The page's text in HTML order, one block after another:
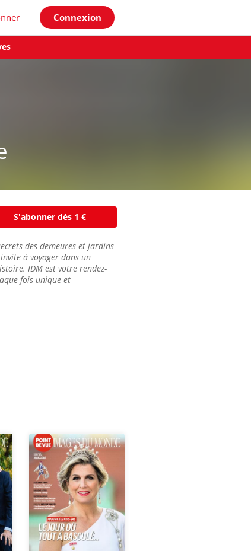
Connexion
S'abonner dès 1 €
des demeures et jardins
à voyager dans un
IDM est votre rendez-
fois unique et